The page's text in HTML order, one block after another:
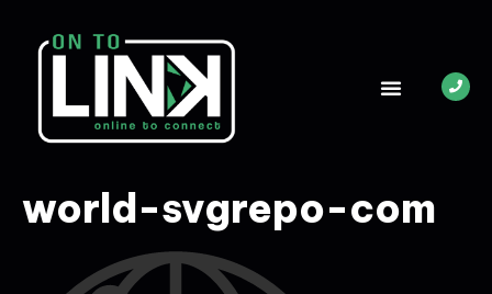
world-svgrepo-com